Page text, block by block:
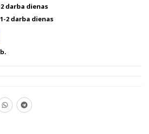
darba dienas
1-2 darba dienas